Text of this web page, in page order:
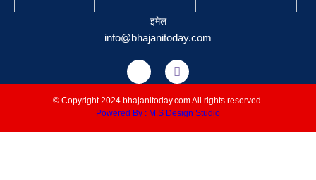
इमेल
info@bhajanitoday.com
© Copyright 2024 bhajanitoday.com All rights reserved.
Powered By : M.S Design Studio